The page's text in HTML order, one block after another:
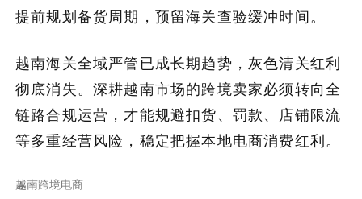
提前规划备货周期，预留海关查验缓冲时间。
越南海关全域严管已成长期趋势，灰色清关红利
彻底消失。深耕越南市场的跨境卖家必须转向全
链路合规运营，才能规避扣货、罚款、店铺限流
等多重经营风险，稳定把握本地电商消费红利。
越南跨境电商